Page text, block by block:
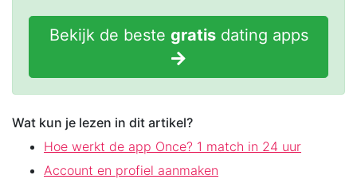
Bekijk de beste gratisdating apps
Wat kun je lezen in dit artikel?
Hoe werkt de app Once? 1 match in 24 uur
Account en profiel aanmaken